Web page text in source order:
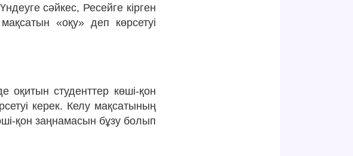
Үндеуге сәйкес, Ресейге кірген
«оқу» деп көрсетуі
оқитын студенттер көші-қон
керек. Келу мақсатының
қон заңнамасын бұзу болып